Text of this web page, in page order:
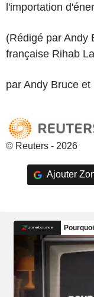
l'importation
(Rédigé par Andy
française Rihab
par Andy Bruce et
© Reuters - 2026
Ajouter